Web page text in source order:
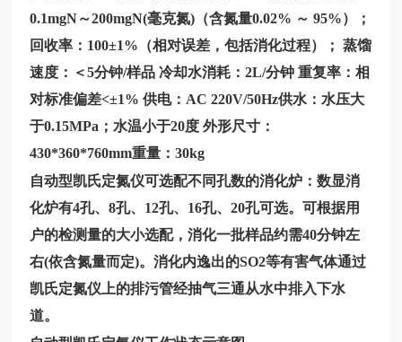
0.1mgN～200mgN(毫克氮)（含氮量0.02% ～ 95%）；
回收率：100±1%（相对误差，包括消化过程）； 蒸馏
速度：＜5分钟/样品 冷却水消耗：2L/分钟 重复率：相
对标准偏差<±1% 供电：AC 220V/50Hz供水：水压大
于0.15MPa；水温小于20度 外形尺寸：
430*360*760mm重量：30kg
自动型凯氏定氮仪可选配不同孔数的消化炉：数显消
化炉有4孔、8孔、12孔、16孔、20孔可选。可根据用
户的检测量的大小选配，消化一批样品约需40分钟左
右(依含氮量而定)。消化内逸出的SO2等有害气体通过
凯氏定氮仪上的排污管经抽气三通从水中排入下水
道。